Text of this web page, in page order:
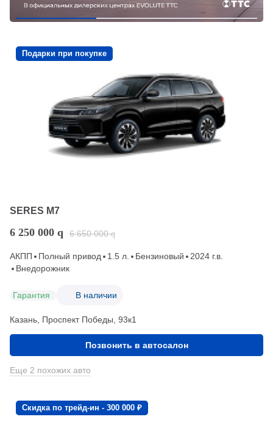
Подарки при покупке
SERES M7
6 250 000 q 6 650 000 q
АКПП Полный привод 1.5 л. Бензиновый
2024 г.в.
Внедорожник
Гарантия В наличии
Казань, Проспект Победы, 93к1
Позвонить в автосалон
Еще 2 похожих авто
Скидка по трейд-ин - 300 000 ₽